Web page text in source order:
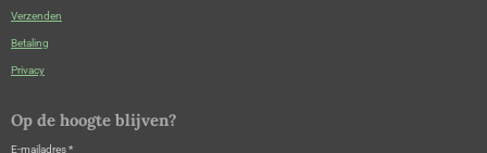
Verzenden
Betaling
Privacy
Op de hoogte blijven?
E-mailadres *